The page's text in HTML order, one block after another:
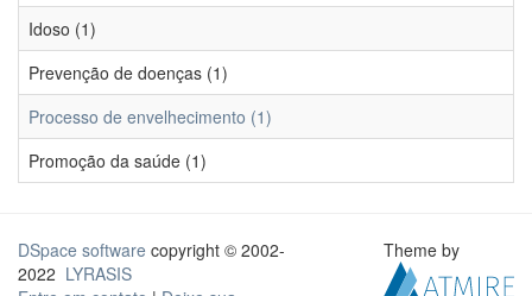
Idoso (1)
Prevenção de doenças (1)
Processo de envelhecimento (1)
Promoção da saúde (1)
DSpace software copyright © 2002-
2022 LYRASIS
Theme by